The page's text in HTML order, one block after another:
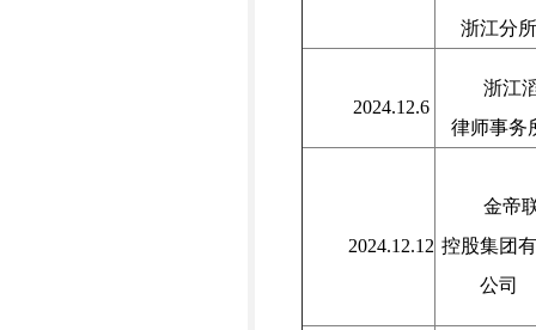
浙江分
2024.12.6
浙江
律师事务
2024.12.12
金帝
控股集团
公司